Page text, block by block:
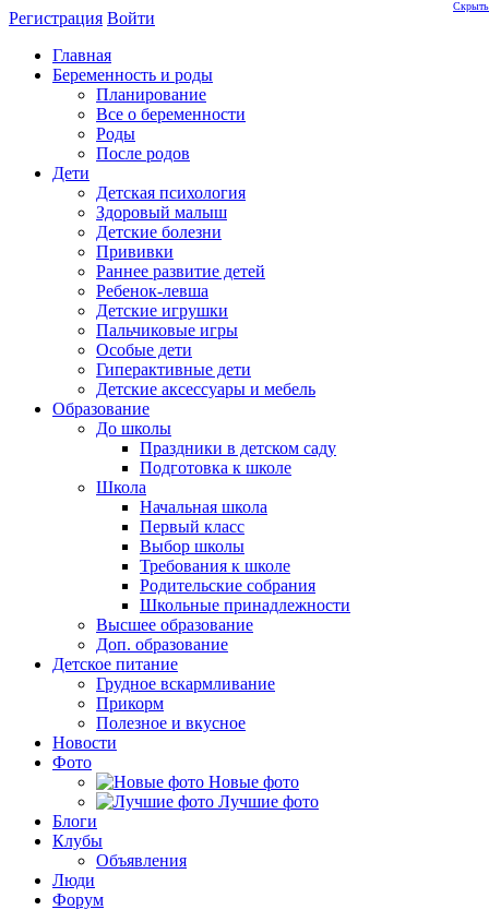
Регистрация Войти
Главная
Беременность и роды
Планирование
Все о беременности
Роды
После родов
Дети
Детская психология
Здоровый малыш
Детские болезни
Прививки
Раннее развитие детей
Ребенок-левша
Детские игрушки
Пальчиковые игры
Особые дети
Гиперактивные дети
Детские аксессуары и мебель
Образование
До школы
Праздники в детском саду
Подготовка к школе
Школа
Начальная школа
Первый класс
Выбор школы
Требования к школе
Родительские собрания
Школьные принадлежности
Высшее образование
Доп. образование
Детское питание
Грудное вскармливание
Прикорм
Полезное и вкусное
Новости
Фото
Новые фото
Лучшие фото
Блоги
Клубы
Объявления
Люди
Форум
Скрыть